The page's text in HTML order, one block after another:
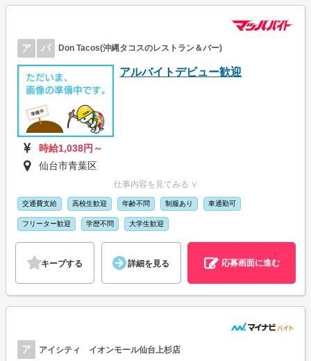
ア パ Don Tacos(沖縄タコスのレストラン＆バー)
アルバイトデビュー歓迎
時給1,038円～
仙台市青葉区
仕事内容を見てみる ∨
交通費支給 高校生歓迎 年齢不問 制服あり 車通勤可
フリーター歓迎 学歴不問 大学生歓迎
キープする 詳細を見る 応募画面に進む
ア アイシティ イオンモール仙台上杉店